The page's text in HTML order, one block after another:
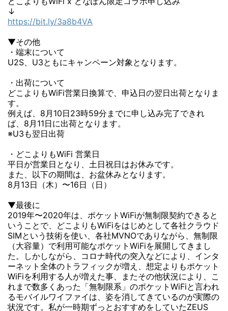
↓
https://bit.ly/3a8b4VA
▼その他
・端末について
U2S、U3ともにキャンペーン対象となります。
・出荷について
どこよりもWiFi営業日換算で、申込日の翌日出荷となりま
す。
例えば、8月10日23時59分までに申し込み完了できれ
ば、8月11日に出荷となります。
※U3も翌日出荷
・どこよりもWiFi 営業日
平日が営業日となり、土日祝日はお休みです。
また、以下の期間は、お盆休みとなります。
8月13日（木）〜16日（日）
▼最後に
2019年〜2020年は、ポケットWiFiが無制限契約できると
いうことで、どこよりもWiFiをはじめとして各社クラウド
SIMという技術を使い、各社MVNOでありながら、無制限
（大容量）で利用可能なポケットWiFiを展開してきまし
た。しかしながら、コロナ時代の突入などにより、インタ
ーネット全体のトラフィックが増え、想定よりもポケット
WiFiを利用する人が増えた事、またその他状況により、こ
れまで数多くあった「無制限系」のポケットWiFiと言われ
るモバイルワイファイは、姿を消してきているのが実際の
状況です。私が一時期ずっとおすすめをしていたZEUS